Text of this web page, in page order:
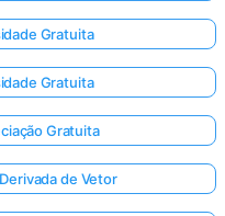
Gratuita
Gratuita
Gratuita
de Vetor